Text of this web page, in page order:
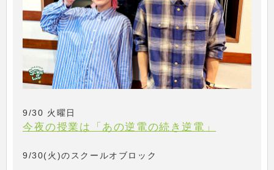
9/30 火曜日
今夜の授業は「あの逆電の続き逆電」
9/30(火)のスクールオブロック